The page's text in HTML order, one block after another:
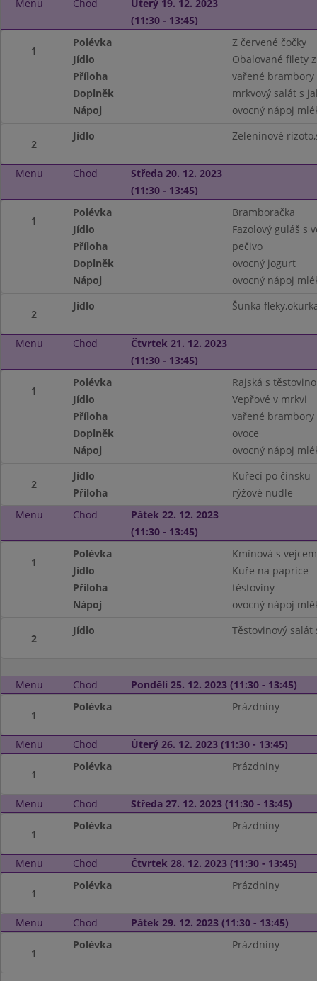
Menu Chod
Úterý 19. 12. 2023
(11:30 - 13:45)
1
Polévka
Z červené čočky
Jídlo
Obalované filety
Příloha
vařené brambory
Doplněk
mrkvový salát s
Nápoj
ovocný nápoj
2
Jídlo Zeleninové
Menu Chod
Středa 20. 12. 2023
(11:30 - 13:45)
1
Polévka
Bramboračka
Jídlo
Fazolový guláš s
Příloha
pečivo
Doplněk
ovocný jogurt
Nápoj
ovocný nápoj
2
Jídlo Šunka
Menu Chod
Čtvrtek 21. 12. 2023
(11:30 - 13:45)
1
Polévka
Rajská s
Jídlo
Vepřové v mrkvi
Příloha
vařené brambory
Doplněk
ovoce
Nápoj
ovocný nápoj
2
Jídlo
Kuřecí po čínsku
Příloha
rýžové nudle
Menu
Chod
Pátek 22. 12. 2023
(11:30 - 13:45)
1
Polévka
Kmínová s
Jídlo
Kuře na paprice
Příloha
těstoviny
Nápoj
ovocný nápoj
2
Jídlo Těstovinový
Menu Chod Pondělí 25. 12. 2023 (11:30 - 13:45)
1
Polévka Prázdniny
Menu Chod Úterý 26. 12. 2023 (11:30 - 13:45)
1
Polévka Prázdniny
Menu Chod Středa 27. 12. 2023 (11:30 - 13:45)
1
Polévka Prázdniny
Menu Chod Čtvrtek 28. 12. 2023 (11:30 - 13:45)
1
Polévka Prázdniny
Menu Chod Pátek 29. 12. 2023 (11:30 - 13:45)
1
Polévka Prázdniny